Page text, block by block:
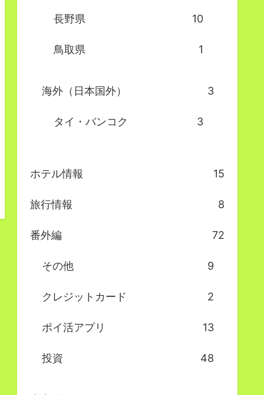
長野県 10
鳥取県 1
海外（日本国外） 3
タイ・バンコク 3
ホテル情報 15
旅行情報 8
番外編 72
その他 9
クレジットカード 2
ポイ活アプリ 13
投資 48